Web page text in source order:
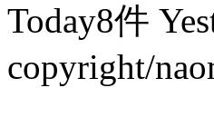
Today8件
copyright/